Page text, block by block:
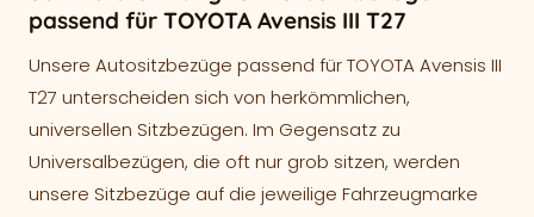
passend für TOYOTA Avensis III T27
Unsere Autositzbezüge passend für TOYOTA Avensis III
T27 unterscheiden sich von herkömmlichen,
universellen Sitzbezügen. Im Gegensatz zu
Universalbezügen, die oft nur grob sitzen, werden
unsere Sitzbezüge auf die jeweilige Fahrzeugmarke